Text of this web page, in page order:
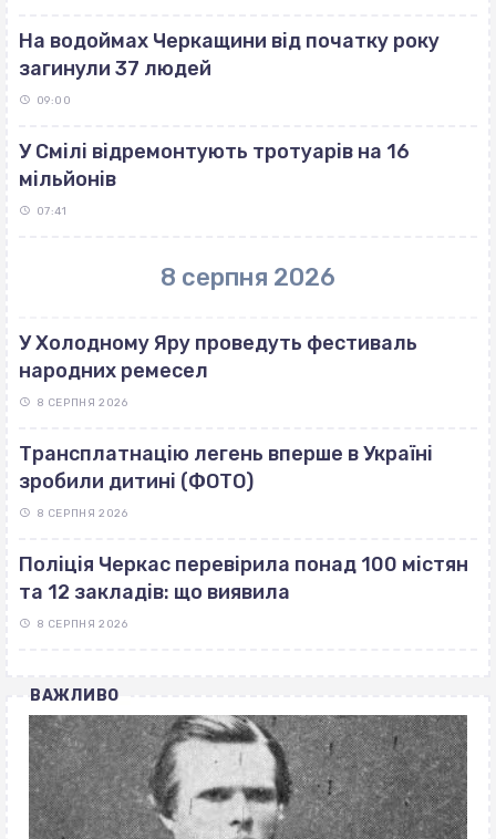
На водоймах Черкащини від початку року
загинули 37 людей
09:00
У Смілі відремонтують тротуарів на 16
мільйонів
07:41
8 серпня 2026
У Холодному Яру проведуть фестиваль
народних ремесел
8 СЕРПНЯ 2026
Трансплатнацію легень вперше в Україні
зробили дитині (ФОТО)
8 СЕРПНЯ 2026
Поліція Черкас перевірила понад 100 містян
та 12 закладів: що виявила
8 СЕРПНЯ 2026
ВАЖЛИВО